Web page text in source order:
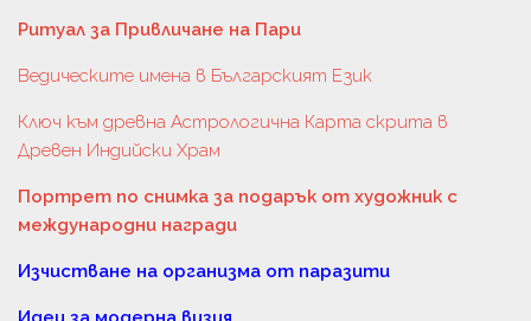
Ритуал за Привличане на Пари
Ведическите имена в Българският Език
Ключ към древна Астрологична Карта скрита в
Древен Индийски Храм
Портрет по снимка за подарък от художник с
международни награди
Изчистване на организма от паразити